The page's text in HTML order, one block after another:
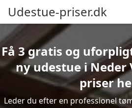
Udestue-priser.dk
Få 3 gratis og
ny udestue i Neder
priser
Leder du efter en professionel